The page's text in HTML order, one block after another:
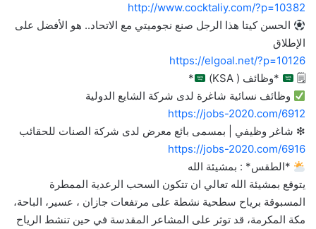
http://www.cocktaliy.com/?p=10382
الحسن كيتا هذا الرجل صنع نجوميتي مع الاتحاد.. هو الأفضل على
الإطلاق
https://elgoal.net/?p=10126
‏🗒
*وظائف ( KSA)
*
وظائف نسائية شاغرة لدى شركة الشايع الدولية
https://jobs-2020.com/6912
❇ شاغر وظيفي | بمسمى بائع معرض لدى شركة الصنات للحقائب
https://jobs-2020.com/6916
*الطقس* : بمشيئة الله
‏يتوقع بمشيئة الله تعالي ان تتكون السحب الرعدية الممطرة
المسبوقة برياح سطحية نشطة على مرتفعات جازان ، عسير، الباحة،
مكة المكرمة، قد توثر على المشاعر المقدسة في حين تنشط الرياح